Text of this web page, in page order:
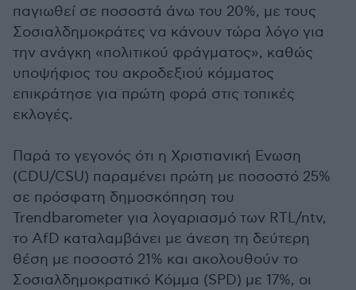
παγιωθεί σε ποσοστά άνω του 20%, με τους
Σοσιαλδημοκράτες να κάνουν τώρα λόγο για
την ανάγκη «πολιτικού φράγματος», καθώς
υποψήφιος του ακροδεξιού κόμματος
επικράτησε για πρώτη φορά στις τοπικές
εκλογές.
Παρά το γεγονός ότι η Χριστιανική Ενωση
(CDU/CSU) παραμένει πρώτη με ποσοστό 25%
σε πρόσφατη δημοσκόπηση του
Trendbarometer για λογαριασμό των RTL/ntv,
το AfD καταλαμβάνει με άνεση τη δεύτερη
θέση με ποσοστό 21% και ακολουθούν το
Σοσιαλδημοκρατικό Κόμμα (SPD) με 17%, οι